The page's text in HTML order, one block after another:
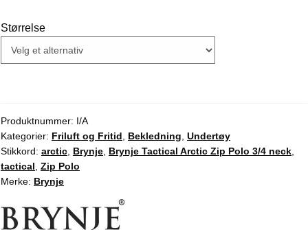
kr 1.999,00.
Størrelse
Produktnummer: I/A
Kategorier: Friluft og Fritid, Bekledning, Undertøy
Stikkord: arctic, Brynje, Brynje Tactical Arctic Zip Polo 3/4 neck,
tactical, Zip Polo
Merke: Brynje